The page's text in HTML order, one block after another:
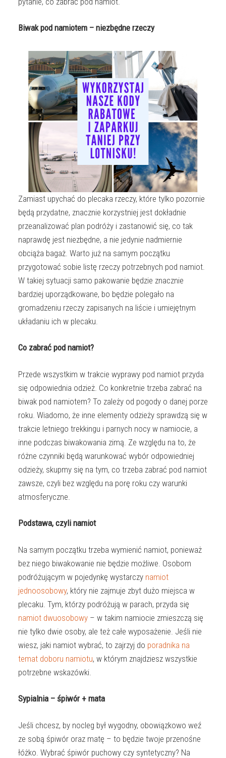
Biwak pod namiotem – niezbędne rzeczy
Zamiast upychać do plecaka rzeczy, które tylko pozornie
będą przydatne, znacznie korzystniej jest dokładnie
przeanalizować plan podróży i zastanowić się, co tak
naprawdę jest niezbędne, a nie jedynie nadmiernie
obciąża bagaż. Warto już na samym początku
przygotować sobie listę rzeczy potrzebnych pod namiot.
W takiej sytuacji samo pakowanie będzie znacznie
bardziej uporządkowane, bo będzie polegało na
gromadzeniu rzeczy zapisanych na liście i umiejętnym
układaniu ich w plecaku.
Co zabrać pod namiot?
Przede wszystkim w trakcie wyprawy pod namiot przyda
się odpowiednia odzież. Co konkretnie trzeba zabrać na
biwak pod namiotem? To zależy od pogody o danej porze
roku. Wiadomo, że inne elementy odzieży sprawdzą się w
trakcie letniego trekkingu i parnych nocy w namiocie, a
inne podczas biwakowania zimą. Ze względu na to, że
różne czynniki będą warunkować wybór odpowiedniej
odzieży, skupmy się na tym, co trzeba zabrać pod namiot
zawsze, czyli bez względu na porę roku czy warunki
atmosferyczne.
Podstawa, czyli namiot
Na samym początku trzeba wymienić namiot, ponieważ
bez niego biwakowanie nie będzie możliwe. Osobom
podróżującym w pojedynkę wystarczy namiot
jednoosobowy, który nie zajmuje zbyt dużo miejsca w
plecaku. Tym, którzy podróżują w parach, przyda się
namiot dwuosobowy – w takim namiocie zmieszczą się
nie tylko dwie osoby, ale też całe wyposażenie. Jeśli nie
wiesz, jaki namiot wybrać, to zajrzyj do poradnika na
temat doboru namiotu, w którym znajdziesz wszystkie
potrzebne wskazówki.
Sypialnia – śpiwór + mata
Jeśli chcesz, by nocleg był wygodny, obowiązkowo weź
ze sobą śpiwór oraz matę – to będzie twoje przenośne
łóżko. Wybrać śpiwór puchowy czy syntetyczny? Na